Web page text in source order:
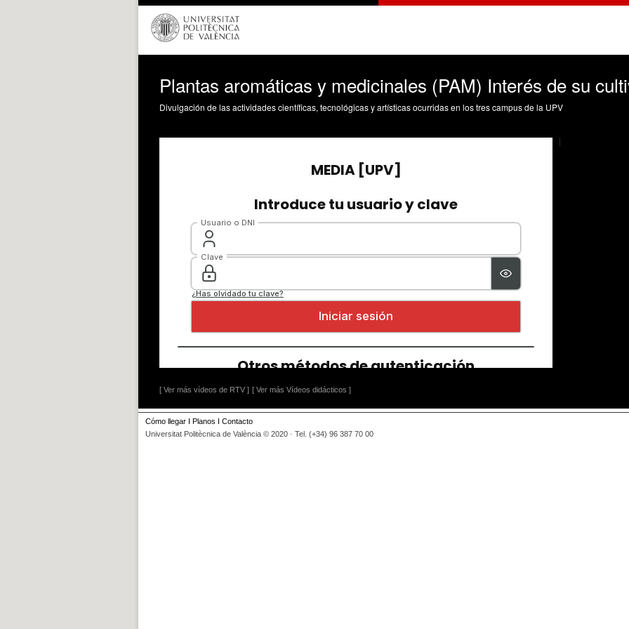
Plantas aromáticas y medicinales (PAM) Interés de su
Divulgación de las actividades científicas, tecnológicas y artísticas ocurridas en los tres campus de la UPV
[ Ver más vídeos de RTV ] [ Ver más Vídeos didácticos ]
Cómo llegar I Planos I Contacto
Universitat Politècnica de València © 2020 · Tel. (+34) 96 387 70 00